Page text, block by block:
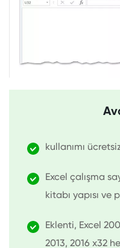
kullanımı
Excel çalışma
kitabı yapısı ve
Eklenti, Excel
2013, 2016 x32